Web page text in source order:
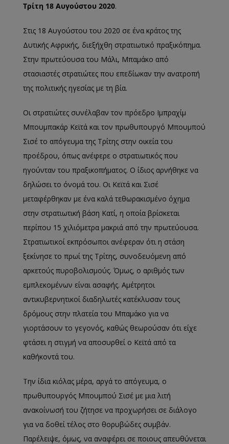
Τρίτη 18 Αυγούστου 2020.
Στις 18 Αυγούστου του 2020 σε ένα κράτος της
Δυτικής Αφρικής, διεξήχθη στρατιωτικό πραξικόπημα.
Στην πρωτεύουσα του Μάλι, Μπαμάκο από
στασιαστές στρατιώτες που επεδίωκαν την ανατροπή
της πολιτικής ηγεσίας με τη βία.
Οι στρατιώτες συνέλαβαν τον πρόεδρο Ιμπραχίμ
Μπουμπακάρ Κεϊτά και τον πρωθυπουργό Μπουμπού
Σισέ το απόγευμα της Τρίτης στην οικεία του
προέδρου, όπως ανέφερε ο στρατιωτικός που
ηγούνταν του πραξικοπήματος. Ο ίδιος αρνήθηκε να
δηλώσει το όνομά του. Οι Κεϊτά και Σισέ
μεταφέρθηκαν με ένα καλά τεθωρακισμένο όχημα
στην στρατιωτική βάση Κατί, η οποία βρίσκεται
περίπου 15 χιλιόμετρα μακριά από την πρωτεύουσα.
Στρατιωτικοί εκπρόσωποι ανέφεραν ότι η στάση
ξεκίνησε το πρωί της Τρίτης, συνοδευόμενη από
αρκετούς πυροβολισμούς. Όμως, ο αριθμός των
εμπλεκομένων είναι ασαφής. Αμέτρητοι
αντικυβερνητικοί διαδηλωτές κατέκλυσαν τους
δρόμους στην πλατεία του Μπαμάκο για να
γιορτάσουν το γεγονός, καθώς θεωρούσαν ότι είχε
φτάσει η στιγμή να αποσυρθεί ο Κεϊτά από τα
καθήκοντά του.
Την ίδια κιόλας μέρα, αργά το απόγευμα, ο
πρωθυπουργός Μπουμπού Σισέ με μια λιτή
ανακοίνωσή του ζήτησε να προχωρήσει σε διάλογο
για να δοθεί τέλος στο θορυβώδες συμβάν.
Παρέλειψε, όμως, να αναφέρει σε ποιους απευθύνεται